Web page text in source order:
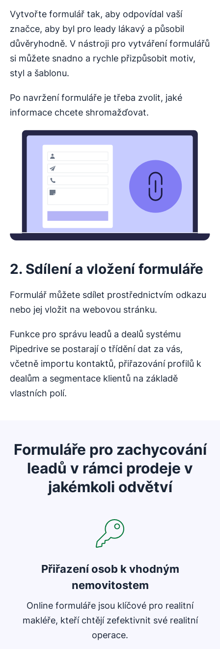
Vytvořte formulář tak, aby odpovídal vaší
značce, aby byl pro leady lákavý a působil
důvěryhodně. V nástroji pro vytváření formulářů
si můžete snadno a rychle přizpůsobit motiv,
styl a šablonu.
Po navržení formuláře je třeba zvolit, jaké
informace chcete shromažďovat.
2. Sdílení a vložení formuláře
Formulář můžete sdílet prostřednictvím odkazu
nebo jej vložit na webovou stránku.
Funkce pro správu leadů a dealů systému
Pipedrive se postarají o třídění dat za vás,
včetně importu kontaktů, přiřazování profilů k
dealům a segmentace klientů na základě
vlastních polí.
Formuláře pro zachycování
leadů v rámci prodeje v
jakémkoli odvětví
Přiřazení osob k vhodným
nemovitostem
Online formuláře jsou klíčové pro realitní
makléře, kteří chtějí zefektivnit své realitní
operace.